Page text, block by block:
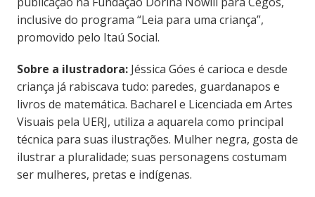
inclusive do programa “Leia para uma criança”,
promovido pelo Itaú Social.
Sobre a ilustradora:Jéssica Góes é carioca e desde
criança já rabiscava tudo: paredes, guardanapos e
livros de matemática. Bacharel e Licenciada em Artes
Visuais pela UERJ, utiliza a aquarela como principal
técnica para suas ilustrações. Mulher negra, gosta de
ilustrar a pluralidade; suas personagens costumam
ser mulheres, pretas e indígenas.